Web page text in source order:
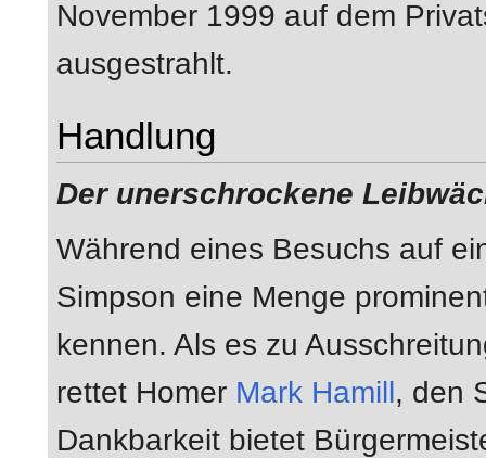
November 1999 auf dem
ausgestrahlt.
Handlung
Der unerschrockene
Während eines Besuchs auf
Simpson eine Menge
kennen. Als es zu
rettet Homer Mark Hamill, den
Dankbarkeit bietet